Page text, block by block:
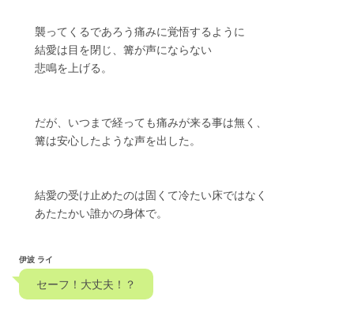
襲ってくるであろう痛みに覚悟するように
結愛は目を閉じ、篝が声にならない
悲鳴を上げる。
だが、いつまで経っても痛みが来る事は無く、
篝は安心したような声を出した。
結愛の受け止めたのは固くて冷たい床ではなく
あたたかい誰かの身体で。
伊波 ライ
セーフ！大丈夫！？